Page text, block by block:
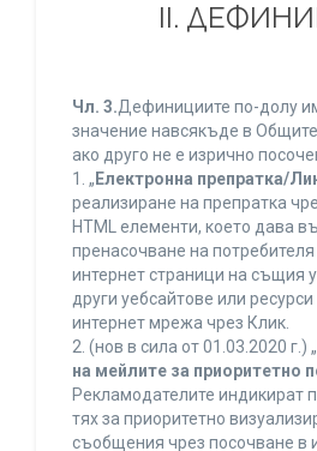
ІІ.
Чл. 3.Дефинициите по-долу
значение навсякъде в
ако друго не е изрично
1. „ Електронна препратка/
реализиране на препратка
HTML елементи, което дава
пренасочване на
интернет страници на същия
други уебсайтове или
интернет мрежа чрез Клик.
2. (нов в сила от 01.03.2020 г.) „
на мейлите за приоритетно
Рекламодателите индикират
тях за приоритетно
съобщения чрез посочване в